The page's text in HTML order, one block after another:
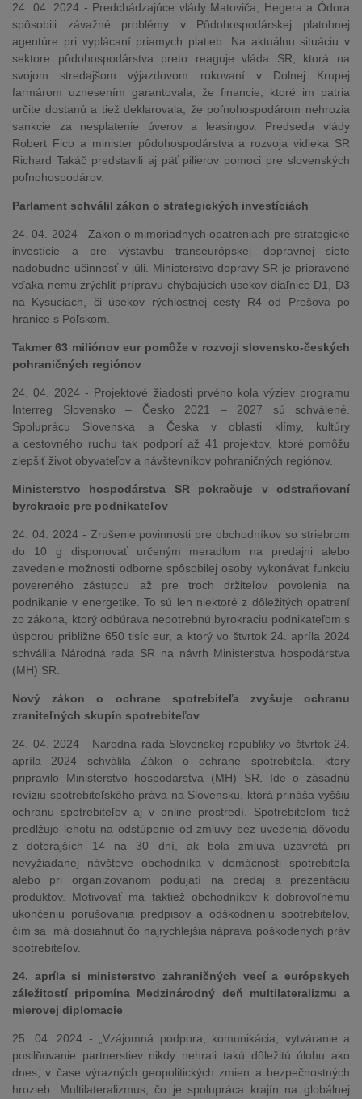
24. 04. 2024 - Predchádzajúce vlády Matoviča, Hegera a Ódora
spôsobili závažné problémy v Pôdohospodárskej platobnej
agentúre pri vyplácaní priamych platieb. Na aktuálnu situáciu v
sektore pôdohospodárstva preto reaguje vláda SR, ktorá na
svojom stredajšom výjazdovom rokovaní v Dolnej Krupej
farmárom uznesením garantovala, že financie, ktoré im patria
určite dostanú a tiež deklarovala, že poľnohospodárom nehrozia
sankcie za nesplatenie úverov a leasingov. Predseda vlády
Robert Fico a minister pôdohospodárstva a rozvoja vidieka SR
Richard Takáč predstavili aj päť pilierov pomoci pre slovenských
poľnohospodárov.
Parlament schválil zákon o strategických investíciách
24. 04. 2024 - Zákon o mimoriadnych opatreniach pre strategické
investície a pre výstavbu transeurópskej dopravnej siete
nadobudne účinnosť v júli. Ministerstvo dopravy SR je pripravené
vďaka nemu zrýchliť prípravu chýbajúcich úsekov diaľnice D1, D3
na Kysuciach, či úsekov rýchlostnej cesty R4 od Prešova po
hranice s Poľskom.
Takmer 63 miliónov eur pomôže v rozvoji slovensko-českých
pohraničných regiónov
24. 04. 2024 - Projektové žiadosti prvého kola výziev programu
Interreg Slovensko – Česko 2021 – 2027 sú schválené.
Spoluprácu Slovenska a Česka v oblasti klímy, kultúry
a cestovného ruchu tak podporí až 41 projektov, ktoré pomôžu
zlepšiť život obyvateľov a návštevníkov pohraničných regiónov.
Ministerstvo hospodárstva SR pokračuje v odstraňovaní
byrokracie pre podnikateľov
24. 04. 2024 - Zrušenie povinnosti pre obchodníkov so striebrom
do 10 g disponovať určeným meradlom na predajni alebo
zavedenie možnosti odborne spôsobilej osoby vykonávať funkciu
povereného zástupcu až pre troch držiteľov povolenia na
podnikanie v energetike. To sú len niektoré z dôležitých opatrení
zo zákona, ktorý odbúrava nepotrebnú byrokraciu podnikateľom s
úsporou približne 650 tisíc eur, a ktorý vo štvrtok 24. apríla 2024
schválila Národná rada SR na návrh Ministerstva hospodárstva
(MH) SR.
Nový zákon o ochrane spotrebiteľa zvyšuje ochranu
zraniteľných skupín spotrebiteľov
24. 04. 2024 - Národná rada Slovenskej republiky vo štvrtok 24.
apríla 2024 schválila Zákon o ochrane spotrebiteľa, ktorý
pripravilo Ministerstvo hospodárstva (MH) SR. Ide o zásadnú
revíziu spotrebiteľského práva na Slovensku, ktorá prináša vyššiu
ochranu spotrebiteľov aj v online prostredí. Spotrebiteľom tiež
predlžuje lehotu na odstúpenie od zmluvy bez uvedenia dôvodu
z doterajších 14 na 30 dní, ak bola zmluva uzavretá pri
nevyžiadanej návšteve obchodníka v domácnosti spotrebiteľa
alebo pri organizovanom podujatí na predaj a prezentáciu
produktov. Motivovať má taktiež obchodníkov k dobrovoľnému
ukončeniu porušovania predpisov a odškodneniu spotrebiteľov,
čím sa má dosiahnuť čo najrýchlejšia náprava poškodených práv
spotrebiteľov.
24. apríla si ministerstvo zahraničných vecí a európskych
záležitostí pripomína Medzinárodný deň multilateralizmu a
mierovej diplomacie
25. 04. 2024 - „Vzájomná podpora, komunikácia, vytváranie a
posilňovanie partnerstiev nikdy nehrali takú dôležitú úlohu ako
dnes, v čase výrazných geopolitických zmien a bezpečnostných
hrozieb. Multilateralizmus, čo je spolupráca krajín na globálnej